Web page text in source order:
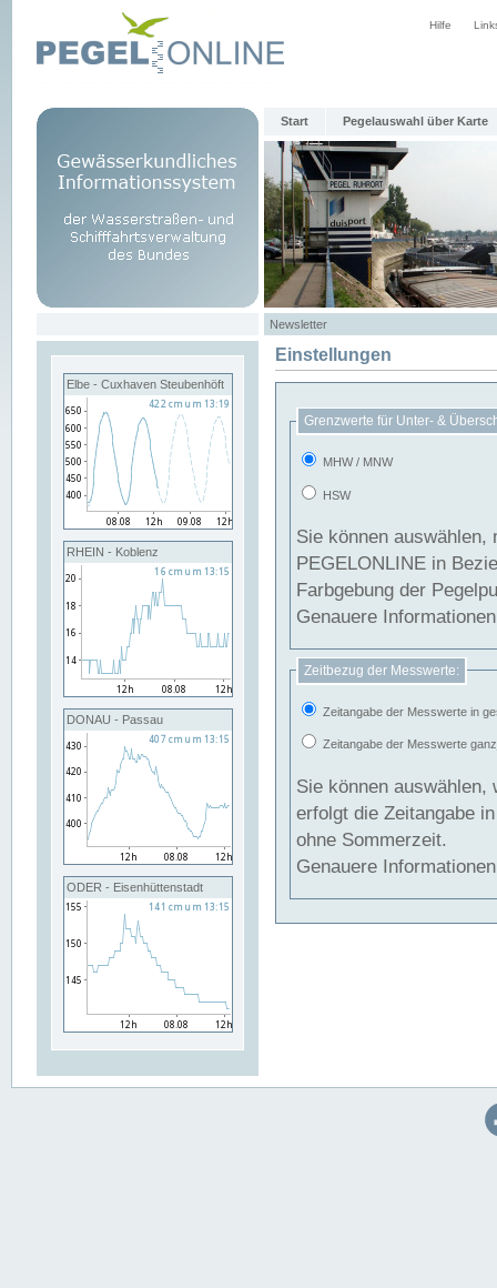
Hilfe
Start Pegelauswahl über Karte
Newsletter
Elbe - Cuxhaven Steubenhöft
RHEIN - Koblenz
DONAU - Passau
ODER - Eisenhüttenstadt
Einstellungen
Grenzwerte für Unter- &
MHW / MNW
HSW
Sie können
PEGELONLINE in Beziehung
Farbgebung der
Genauere
Zeitbezug der Messwerte:
Zeitangabe der Messwerte in
Zeitangabe der Messwerte
Sie können auswählen,
erfolgt die Zeitangabe
ohne Sommerzeit.
Genauere